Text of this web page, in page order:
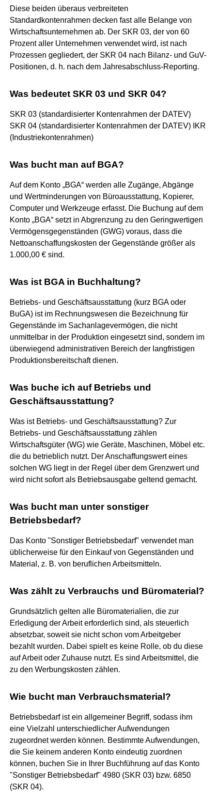
Diese beiden überaus verbreiteten
Standardkontenrahmen decken fast alle Belange von
Wirtschaftsunternehmen ab. Der SKR 03, der von 60
Prozent aller Unternehmen verwendet wird, ist nach
Prozessen gegliedert, der SKR 04 nach Bilanz- und GuV-
Positionen, d. h. nach dem Jahresabschluss-Reporting.
Was bedeutet SKR 03 und SKR 04?
SKR 03 (standardisierter Kontenrahmen der DATEV)
SKR 04 (standardisierter Kontenrahmen der DATEV) IKR
(Industriekontenrahmen)
Was bucht man auf BGA?
Auf dem Konto „BGA“ werden alle Zugänge, Abgänge
und Wertminderungen von Büroausstattung, Kopierer,
Computer und Werkzeuge erfasst. Die Buchung auf dem
Konto „BGA“ setzt in Abgrenzung zu den Geringwertigen
Vermögensgegenständen (GWG) voraus, dass die
Nettoanschaffungskosten der Gegenstände größer als
1.000,00 € sind.
Was ist BGA in Buchhaltung?
Betriebs- und Geschäftsausstattung (kurz BGA oder
BuGA) ist im Rechnungswesen die Bezeichnung für
Gegenstände im Sachanlagevermögen, die nicht
unmittelbar in der Produktion eingesetzt sind, sondern im
überwiegend administrativen Bereich der langfristigen
Produktionsbereitschaft dienen.
Was buche ich auf Betriebs und
Geschäftsausstattung?
Was ist Betriebs- und Geschäftsausstattung? Zur
Betriebs- und Geschäftsausstattung zählen
Wirtschaftsgüter (WG) wie Geräte, Maschinen, Möbel etc.
die du betrieblich nutzt. Der Anschaffungswert eines
solchen WG liegt in der Regel über dem Grenzwert und
wird nicht sofort als Betriebsausgabe geltend gemacht.
Was bucht man unter sonstiger
Betriebsbedarf?
Das Konto "Sonstiger Betriebsbedarf" verwendet man
üblicherweise für den Einkauf von Gegenständen und
Material, z. B. von beruflichen Arbeitsmitteln.
Was zählt zu Verbrauchs und Büromaterial?
Grundsätzlich gelten alle Büromaterialien, die zur
Erledigung der Arbeit erforderlich sind, als steuerlich
absetzbar, soweit sie nicht schon vom Arbeitgeber
bezahlt wurden. Dabei spielt es keine Rolle, ob du diese
auf Arbeit oder Zuhause nutzt. Es sind Arbeitsmittel, die
zu den Werbungskosten zählen.
Wie bucht man Verbrauchsmaterial?
Betriebsbedarf ist ein allgemeiner Begriff, sodass ihm
eine Vielzahl unterschiedlicher Aufwendungen
zugeordnet werden können. Bestimmte Aufwendungen,
die Sie keinem anderen Konto eindeutig zuordnen
können, buchen Sie in Ihrer Buchführung auf das Konto
"Sonstiger Betriebsbedarf" 4980 (SKR 03) bzw. 6850
(SKR 04).